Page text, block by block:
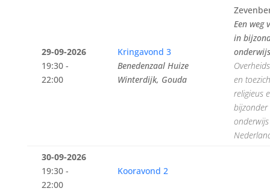
29-09-2026
19:30 -
22:00
Kringavond 3
Benedenzaal Huize
Winterdijk, Gouda
Een weg
in
onderwijs
en
religieus
bijzonder
30-09-2026
19:30 -
22:00
Kooravond 2